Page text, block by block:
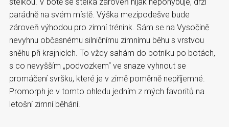
parádně na svém místě. Výška mezipodešve bude
zároveň výhodou pro zimní trénink. Sám se na Vysočině
nevyhnu občasnému silničnímu zimnímu běhu s vrstvou
sněhu při krajnicích. To vždy sahám do botníku po botách,
s co nevyšším „podvozkem“ ve snaze vyhnout se
promáčení svršku, které je v zimě poměrně nepříjemné.
Promorph je v tomto ohledu jedním z mých favoritů na
letošní zimní běhání.